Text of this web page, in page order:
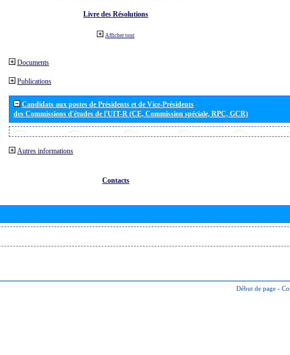
Livre des Résolutions
Afficher tout
Documents
Publications
Candidats aux postes de Présidents et de Vice-Présidents
des Commissions d'études de l'UIT-R (CE, Commission spéciale, RPC, GCR)
Autres informations
Contacts
Début de page -